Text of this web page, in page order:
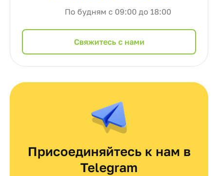
По будням с 09:00 до 18:00
Cвяжитесь с нами
Присоединяйтесь к нам в
Telegram